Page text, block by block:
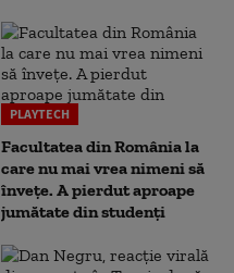
PLAYTECH
Facultatea din România la
care nu mai vrea nimeni să
înveţe. A pierdut aproape
jumătate din studenţi